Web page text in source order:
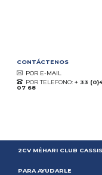
CONTÁCTENOS
POR E-MAIL
POR TELEFONO: + 33
07 68
2CV MÉHARI CLUB CASSIS
PARA AYUDARLE